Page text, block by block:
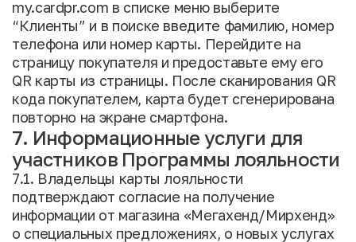
my.cardpr.com в списке меню выберите
“Клиенты” и в поиске введите фамилию, номер
телефона или номер карты. Перейдите на
страницу покупателя и предоставьте ему его
QR карты из страницы. После сканирования QR
кода покупателем, карта будет сгенерирована
повторно на экране смартфона.
7. Информационные услуги для
участников Программы лояльности
7.1. Владельцы карты лояльности
подтверждают согласие на получение
информации от магазина «Мегахенд/Мирхенд»
о специальных предложениях, о новых услугах